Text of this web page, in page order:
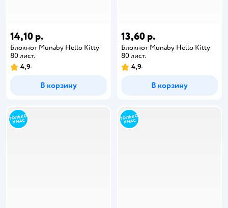
14,10 р.
Блокнот Munaby Hello Kitty
80 лист.
4,9
В корзину
13,60 р.
Блокнот Munaby Hello Kitty
80 лист.
4,9
В корзину